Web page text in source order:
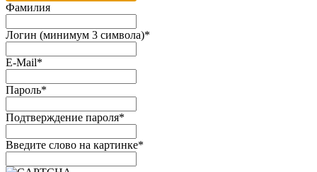
Фамилия
Логин (минимум 3 символа)*
E-Mail*
Пароль*
Подтверждение пароля*
Введите слово на картинке*